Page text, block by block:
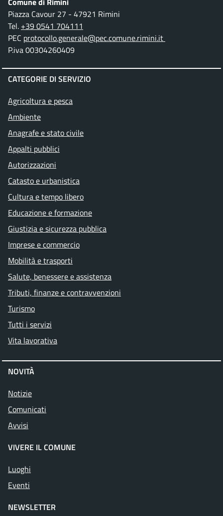
Piazza Cavour 27 - 47921 Rimini
Tel. +39 0541 704111
PEC protocollo.generale@pec.comune.rimini.it
P.iva 00304260409
CATEGORIE DI SERVIZIO
Agricoltura e pesca
Ambiente
Anagrafe e stato civile
Appalti pubblici
Autorizzazioni
Catasto e urbanistica
Cultura e tempo libero
Educazione e formazione
Giustizia e sicurezza pubblica
Imprese e commercio
Mobilità e trasporti
Salute, benessere e assistenza
Tributi, finanze e contravvenzioni
Turismo
Tutti i servizi
Vita lavorativa
NOVITÀ
Notizie
Comunicati
Avvisi
VIVERE IL COMUNE
Luoghi
Eventi
NEWSLETTER